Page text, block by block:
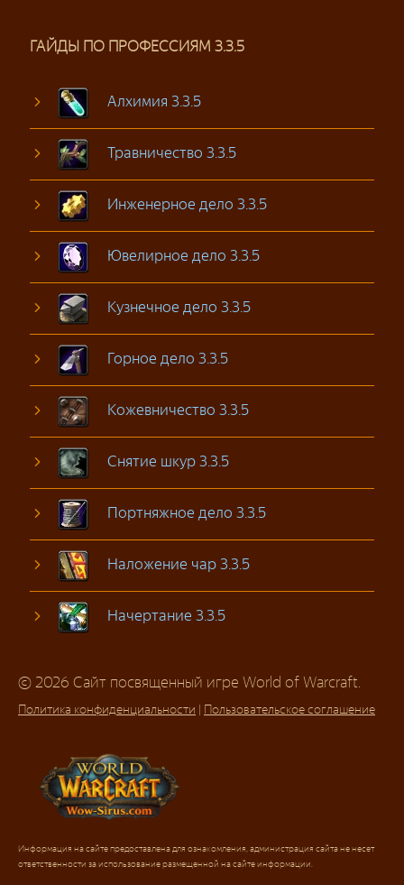
ГАЙДЫ ПО ПРОФЕССИЯМ 3.3.5
Алхимия 3.3.5
Травничество 3.3.5
Инженерное дело 3.3.5
Ювелирное дело 3.3.5
Кузнечное дело 3.3.5
Горное дело 3.3.5
Кожевничество 3.3.5
Снятие шкур 3.3.5
Портняжное дело 3.3.5
Наложение чар 3.3.5
Начертание 3.3.5
© 2026 Сайт посвященный игре World of Warcraft.
Политика конфиденциальности | Пользовательское соглашение
Информация на сайте предоставлена для ознакомления, администрация сайта не несет
ответственности за использование размещенной на сайте информации.